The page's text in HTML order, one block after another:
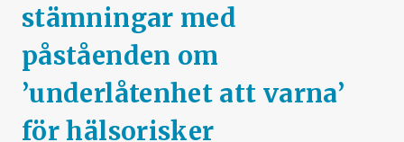
stämningar med
påståenden om
’underlåtenhet att varna’
för hälsorisker